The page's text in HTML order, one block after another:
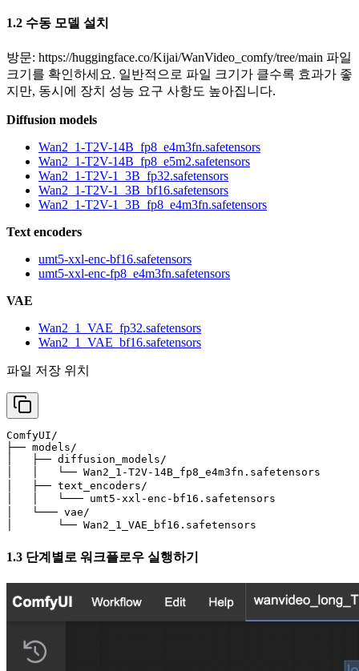
1.2 수동 모델 설치
방문: https://huggingface.co/Kijai/WanVideo_comfy/tree/main 파일
크기를 확인하세요. 일반적으로 파일 크기가 클수록 효과가 좋
지만, 동시에 장치 성능 요구 사항도 높아집니다.
Diffusion models
Wan2_1-T2V-14B_fp8_e4m3fn.safetensors
Wan2_1-T2V-14B_fp8_e5m2.safetensors
Wan2_1-T2V-1_3B_fp32.safetensors
Wan2_1-T2V-1_3B_bf16.safetensors
Wan2_1-T2V-1_3B_fp8_e4m3fn.safetensors
Text encoders
umt5-xxl-enc-bf16.safetensors
umt5-xxl-enc-fp8_e4m3fn.safetensors
VAE
Wan2_1_VAE_fp32.safetensors
Wan2_1_VAE_bf16.safetensors
파일 저장 위치
ComfyUI/
├── models/
│   ├── diffusion_models/
│   │   └── Wan2_1-T2V-14B_fp8_e4m3fn.safetensors
│   ├── text_encoders/
│   │   └─── umt5-xxl-enc-bf16.safetensors
│   └─── vae/
│       └── Wan2_1_VAE_bf16.safetensors
1.3 단계별로 워크플로우 실행하기